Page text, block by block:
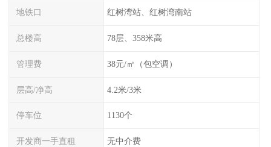
地铁口 红树湾站、红树湾南站
总楼高 78层、358米高
管理费 38元/㎡（包空调）
层高/净高 4.2米/3米
停车位 1130个
开发商一手直租 无中介费